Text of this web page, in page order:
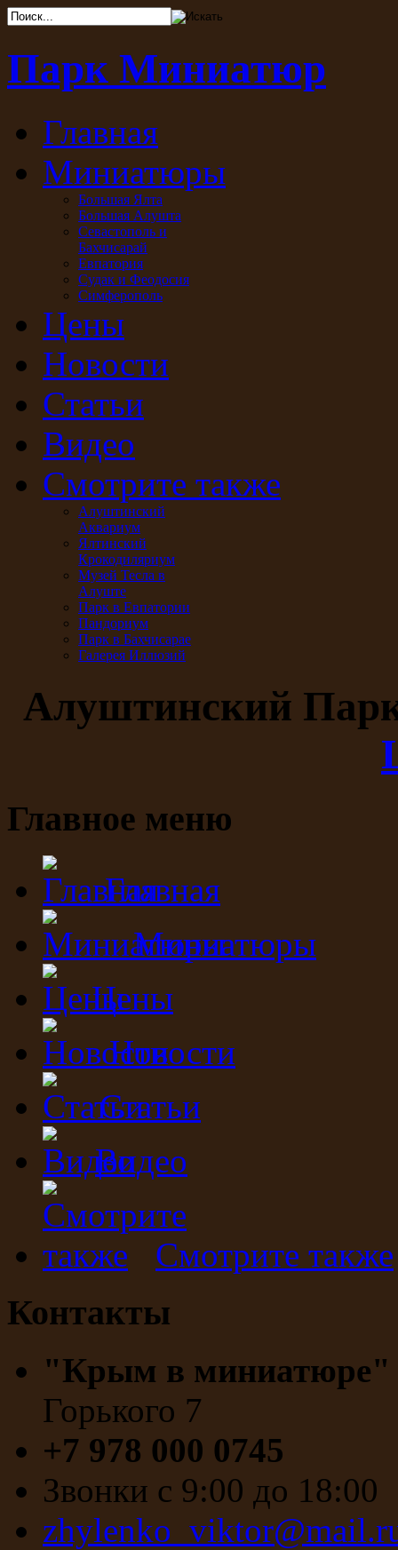
Парк Миниатюр
Главная
Миниатюры
Большая Ялта
Большая Алушта
Севастополь и
Бахчисарай
Евпатория
Судак и Феодосия
Симферополь
Цены
Новости
Статьи
Видео
Смотрите также
Алуштинский
Аквариум
Ялтинский
Крокодиляриум
Музей Тесла в
Алуште
Парк в Евпатории
Пандориум
Парк в Бахчисарае
Галерея Иллюзий
Алуштинский
Главное меню
Главная
Миниатюры
Цены
Новости
Статьи
Видео
Смотрите также
Контакты
"Крым в
Горького 7
+7 978 000 0745
Звонки с 9:00 до 18:00